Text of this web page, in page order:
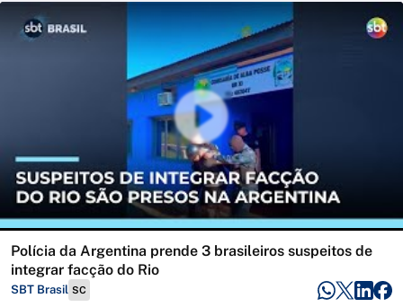
Polícia da Argentina prende 3 brasileiros suspeitos de
integrar facção do Rio
SBT Brasil SC